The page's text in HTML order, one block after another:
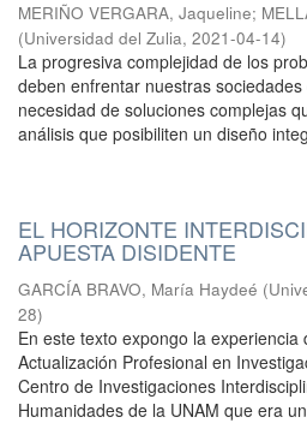
MERIÑO VERGARA, Jaqueline;
(Universidad del Zulia, 2021-04-14)
La progresiva complejidad de los
deben enfrentar nuestras
necesidad de soluciones complejas
análisis que posibiliten un diseño
EL HORIZONTE
APUESTA DISIDENTE
GARCÍA BRAVO, María Haydeé (
28)
En este texto expongo la experiencia
Actualización Profesional en
Centro de Investigaciones
Humanidades de la UNAM que era